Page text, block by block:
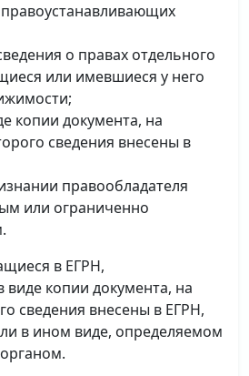
о правах отдельного
или имевшиеся у него
копии документа, на
сведения внесены в
правообладателя
или ограниченно
в ЕГРН,
виде копии документа, на
сведения внесены в ЕГРН,
в ином виде, определяемом